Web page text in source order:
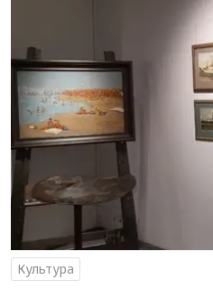
Культура